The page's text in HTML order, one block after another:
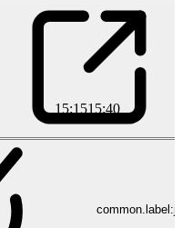
15:1515:40